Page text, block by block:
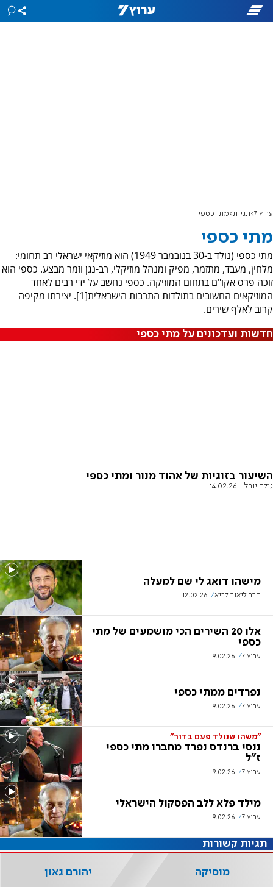
ערוץ 7 תגיות מתי כספי
מתי כספי
מתי כספי (נולד ב-30 בנובמבר 1949) הוא מוזיקאי ישראלי רב תחומי:
מלחין, מעבד, מתזמר, מפיק ומנהל מוזיקלי, רב-נגן וזמר מבצע. כספי הוא
זוכה פרס אקו"ם בתחום המוזיקה. כספי נחשב על ידי רבים לאחד
המוזיקאים החשובים בתולדות התרבות הישראלית[1]. יצירתו מקיפה
קרוב לאלף שירים.
חדשות ועדכונים על מתי כספי
השיעור בזוגיות של אהוד מנור ומתי כספי
גילה יובל 14.02.26
מישהו דואג לי שם למעלה
הרב ליאור לביא 12.02.26
אלו 20 השירים הכי מושמעים של מתי
כספי
ערוץ 7 9.02.26
נפרדים ממתי כספי
ערוץ 7 9.02.26
"משהו שנולד פעם בדור"
ננסי ברנדס נפרד מחברו מתי כספי
ז"ל
ערוץ 7 9.02.26
מילד פלא ללב הפסקול הישראלי
ערוץ 7 9.02.26
תגיות קשורות
מוסיקה יהורם גאון